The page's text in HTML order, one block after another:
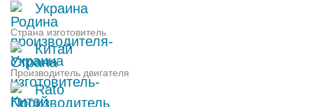
Украина
Страна изготовитель
Китай
Производитель двигателя
Rato